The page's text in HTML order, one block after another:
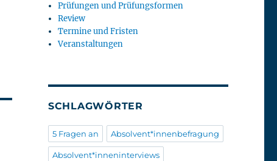
Prüfungen und Prüfungsformen
Review
Termine und Fristen
Veranstaltungen
SCHLAGWÖRTER
5 Fragen an Absolvent*innenbefragung
Absolvent*inneninterviews